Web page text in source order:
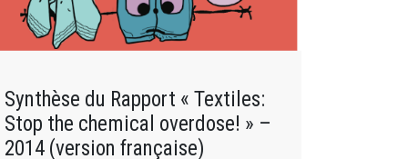
Synthèse du Rapport « Textiles:
Stop the chemical overdose! » –
2014 (version française)